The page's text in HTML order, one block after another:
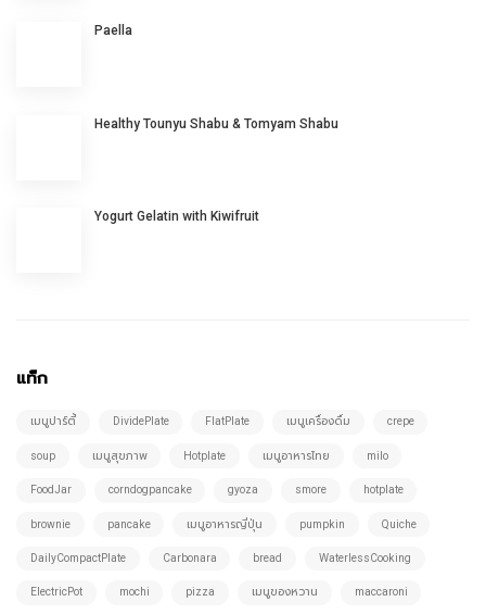
Paella
Healthy Tounyu Shabu & Tomyam Shabu
Yogurt Gelatin with Kiwifruit
แท็ก
เมนูปาร์ตี้ DividePlate FlatPlate เมนูเครื่องดื่ม crepe
soup เมนูสุขภาพ Hotplate เมนูอาหารไทย milo
FoodJar corndogpancake gyoza smore hotplate
brownie pancake เมนูอาหารญี่ปุ่น pumpkin Quiche
DailyCompactPlate Carbonara bread WaterlessCooking
ElectricPot mochi pizza เมนูของหวาน maccaroni